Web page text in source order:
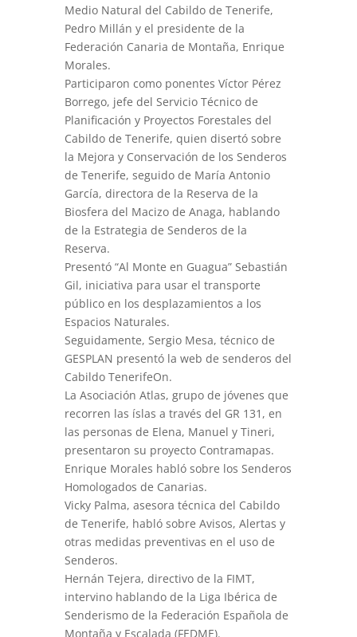
Medio Natural del Cabildo de Tenerife,
Pedro Millán y el presidente de la
Federación Canaria de Montaña, Enrique
Morales.
Participaron como ponentes Víctor Pérez
Borrego, jefe del Servicio Técnico de
Planificación y Proyectos Forestales del
Cabildo de Tenerife, quien disertó sobre
la Mejora y Conservación de los Senderos
de Tenerife, seguido de María Antonio
García, directora de la Reserva de la
Biosfera del Macizo de Anaga, hablando
de la Estrategia de Senderos de la
Reserva.
Presentó “Al Monte en Guagua” Sebastián
Gil, iniciativa para usar el transporte
público en los desplazamientos a los
Espacios Naturales.
Seguidamente, Sergio Mesa, técnico de
GESPLAN presentó la web de senderos del
Cabildo TenerifeOn.
La Asociación Atlas, grupo de jóvenes que
recorren las íslas a través del GR 131, en
las personas de Elena, Manuel y Tineri,
presentaron su proyecto Contramapas.
Enrique Morales habló sobre los Senderos
Homologados de Canarias.
Vicky Palma, asesora técnica del Cabildo
de Tenerife, habló sobre Avisos, Alertas y
otras medidas preventivas en el uso de
Senderos.
Hernán Tejera, directivo de la FIMT,
intervino hablando de la Liga Ibérica de
Senderismo de la Federación Española de
Montaña y Escalada (FEDME).